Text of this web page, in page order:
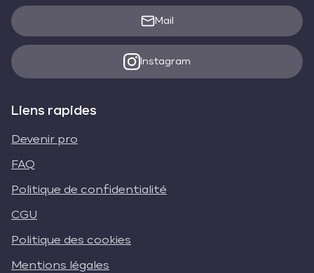
Mail
Instagram
Liens rapides
Devenir pro
FAQ
Politique de confidentialité
CGU
Politique des cookies
Mentions légales